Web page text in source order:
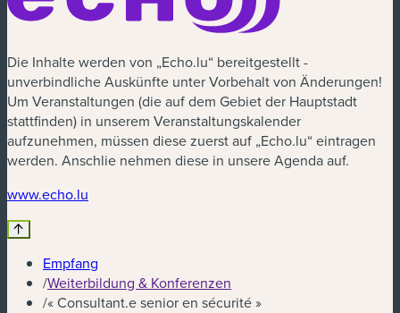
Die Inhalte werden von „Echo.lu“ bereitgestellt -
unverbindliche Auskünfte unter Vorbehalt von Änderungen!
Um Veranstaltungen (die auf dem Gebiet der Hauptstadt
stattfinden) in unserem Veranstaltungskalender
aufzunehmen, müssen diese zuerst auf „Echo.lu“ eintragen
werden. Anschlie nehmen diese in unsere Agenda auf.
www.echo.lu
Empfang
/Weiterbildung & Konferenzen
/« Consultant.e senior en sécurité »